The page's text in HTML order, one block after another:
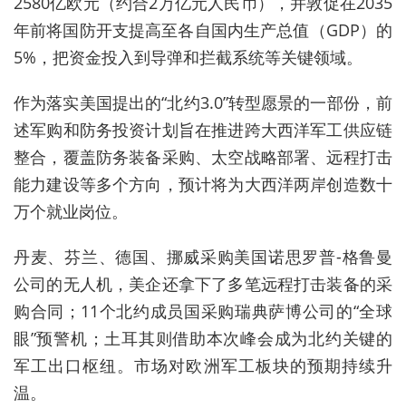
年前将国防开支提高至各自国内生产总值（GDP）的
5%，把资金投入到导弹和拦截系统等关键领域。
作为落实美国提出的“北约3.0”转型愿景的一部份，前
述军购和防务投资计划旨在推进跨大西洋军工供应链
整合，覆盖防务装备采购、太空战略部署、远程打击
能力建设等多个方向，预计将为大西洋两岸创造数十
万个就业岗位。
丹麦、芬兰、德国、挪威采购美国诺思罗普-格鲁曼
公司的无人机，美企还拿下了多笔远程打击装备的采
购合同；11个北约成员国采购瑞典萨博公司的“全球
眼”预警机；土耳其则借助本次峰会成为北约关键的
军工出口枢纽。市场对欧洲军工板块的预期持续升
温。